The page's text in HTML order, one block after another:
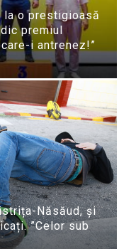
la o prestigioasă
premiul
i antrenez!”
Năsăud, și
”Celor sub